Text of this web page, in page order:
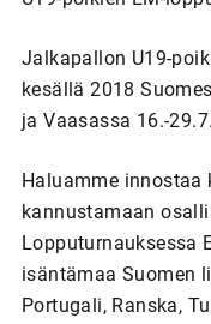
Jalkapallon U19-
kesällä 2018
ja Vaasassa 16.-
Haluamme
kannustamaan
Lopputurnauksessa
isäntämaa Suomen
Portugali, Ranska,